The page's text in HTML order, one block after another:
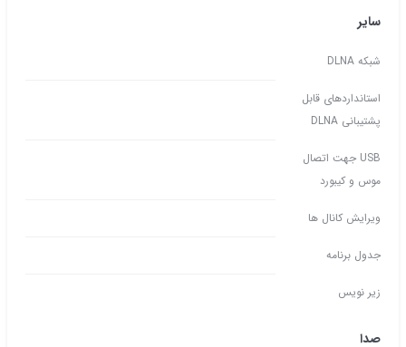
سایر
شبکه DLNA
استانداردهای قابل
پشتیبانی DLNA
USB جهت اتصال
موس و کیبورد
ویرایش کانال ها
جدول برنامه
زیر نویس
صدا